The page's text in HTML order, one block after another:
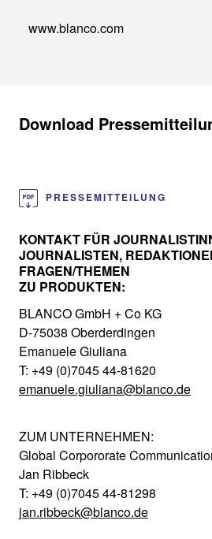
www.blanco.com
Download
PRESSEMITTEILUNG
KONTAKT FÜR
JOURNALISTEN,
FRAGEN/THEMEN
ZU PRODUKTEN:
BLANCO GmbH + Co KG
D-75038 Oberderdingen
Emanuele Giuliana
T: +49 (0)7045 44-81620
emanuele.giuliana@blanco.de
ZUM UNTERNEHMEN:
Global Corpororate
Jan Ribbeck
T: +49 (0)7045 44-81298
jan.ribbeck@blanco.de